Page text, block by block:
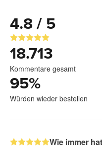
4.8 / 5
18.713
Kommentare gesamt
95%
Würden wieder bestellen
Wie immer